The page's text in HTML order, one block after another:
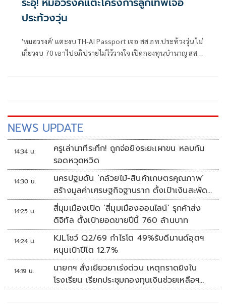
ประท้วงวุ่น
'หมอวรงค์' แตะงบ TH-AI Passport เจอ สส.ภท.ประท้วงวุ่น ไม่
เกี่ยวงบ 70 เอาไปอภิปรายไม่ไว้วางใจ เปิดกองทุนบำนาญ สส.-
NEWS UPDATE
14:34 น.
ครูเล่านาทีระทึก! ถูกจ่อยิงระยะเผาขน หลบทัน
รอดหวุดหวิด
14:30 น.
นครปฐมดัน ‘กล้วยไม้-สินค้าเกษตรคุณภาพ’
สร้างมูลค่าเศรษฐกิจฐานราก ตั้งเป้าเงินสะพัด
10 ล้านบาท
14:25 น.
สี่มุมเมืองเปิด ‘สี่มุมเมืองออนไลน์’ รุกค้าส่ง
ดิจิทัล ตั้งเป้ายอดขายปีนี้ 760 ล้านบาท
14:24 น.
KJLโชว์ Q2/69 กำไรโต 49%รับดีมานด์อุตฯ
หนุนเป้าปีโต 12.7%
14:19 น.
นายกฯ สั่งเยียวยาเร่งด่วน เหตุกราดยิงใน
โรงเรียน เรียกประชุมกองทุนเงินช่วยเหลือฯ
ทันที